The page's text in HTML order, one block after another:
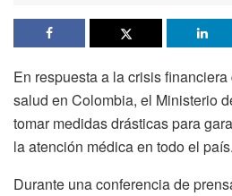
En respuesta a la crisis
salud en Colombia, el Ministerio
tomar medidas drásticas para
la atención médica en todo el país.
Durante una conferencia de